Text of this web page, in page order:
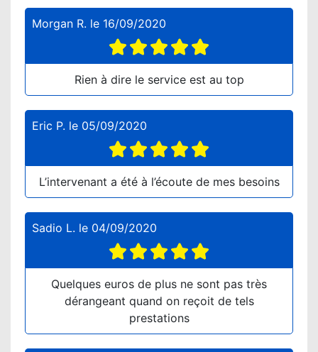
Morgan R. le 16/09/2020
Rien à dire le service est au top
Eric P. le 05/09/2020
L’intervenant a été à l’écoute de mes besoins
Sadio L. le 04/09/2020
Quelques euros de plus ne sont pas très
dérangeant quand on reçoit de tels
prestations